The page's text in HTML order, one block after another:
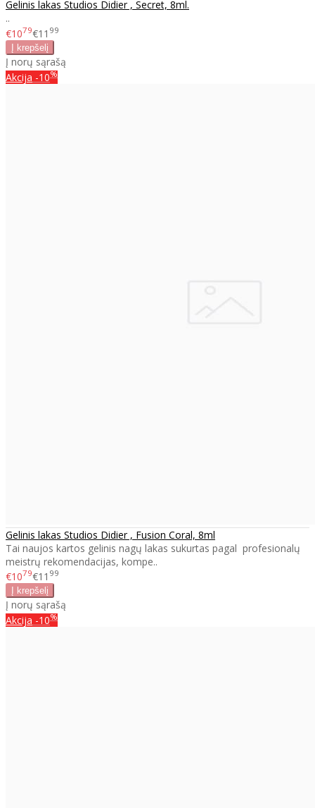
Gelinis lakas Studios Didier , Secret, 8ml.
..
€1079€11 99
Į norų sąrašą
Akcija -10%
Gelinis lakas Studios Didier , Fusion Coral, 8ml
Tai naujos kartos gelinis nagų lakas sukurtas pagal profesionalų
meistrų rekomendacijas, kompe..
€1079€11 99
Į norų sąrašą
Akcija -10%